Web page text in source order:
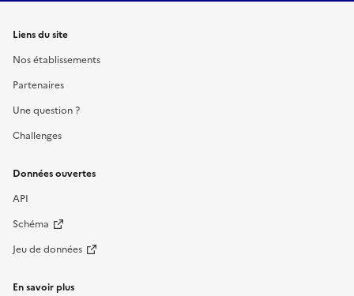
Liens du site
Nos établissements
Partenaires
Une question ?
Challenges
Données ouvertes
API
Schéma
Jeu de données
En savoir plus